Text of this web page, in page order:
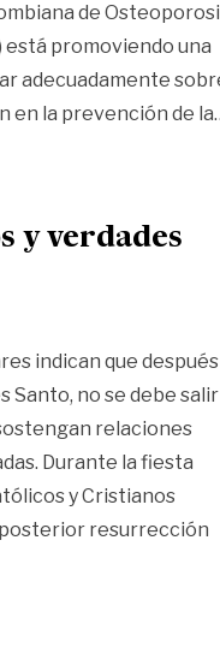
de
está promoviendo una
adecuadamente
en la prevención de la
y verdades
indican que después
Santo, no se debe salir
relaciones
Durante la fiesta
y Cristianos
resurrección